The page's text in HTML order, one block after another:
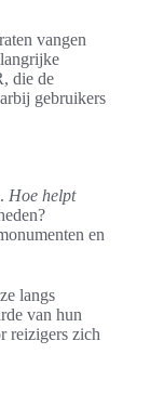
vangen
die de
gebruikers
Hoe helpt
en
langs
van hun
reizigers zich